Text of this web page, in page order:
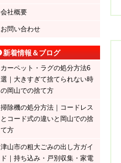
会社概要
お問い合わせ
新着情報＆ブログ
カーペット・ラグの処分方法6
選｜大きすぎて捨てられない時
の岡山での捨て方
掃除機の処分方法｜コードレス
とコード式の違いと岡山での捨
て方
津山市の粗大ごみの出し方ガイ
ド｜持ち込み・戸別収集・家電